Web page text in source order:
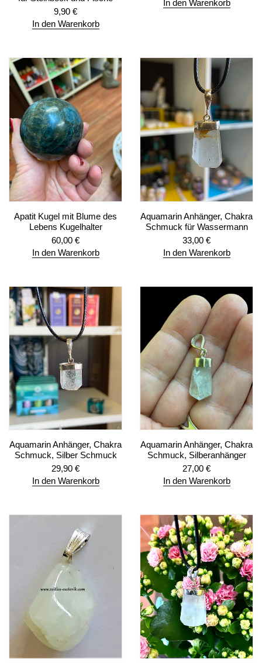
9,90 €
In den Warenkorb
In den Warenkorb
Apatit Kugel mit Blume des
Lebens Kugelhalter
60,00 €
In den Warenkorb
Aquamarin Anhänger, Chakra
Schmuck für Wassermann
33,00 €
In den Warenkorb
Aquamarin Anhänger, Chakra
Schmuck, Silber Schmuck
29,90 €
In den Warenkorb
Aquamarin Anhänger, Chakra
Schmuck, Silberanhänger
27,00 €
In den Warenkorb